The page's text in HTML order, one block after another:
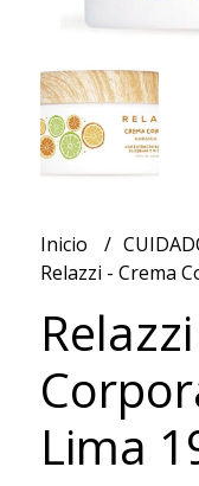
Inicio
Relazzi - Crema
Lima